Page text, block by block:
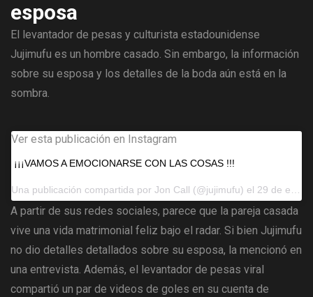
esposa
El levantador de pesas y culturista estadounidense
Jujimufu es un hombre casado. Sin embargo, la información
sobre su esposa y los detalles de la boda aún está en la
sombra.
Ver esta publicación en Instagram
¡¡¡VAMOS A EMOCIONARSE CON LAS COSAS !!!
Una publicación compartida por Jon Call (@jujimufu) el 29 de enero de 2019 a las 7:52 a.m.PST
A partir de sus redes sociales, parece que la pareja casada
vive una vida matrimonial feliz bajo el radar. Si bien Jujimufu
no dio detalles detallados sobre su esposa, la mencionó en
una entrevista. Además, el levantador de pesas viral
compartió un par de videos de goles en su cuenta de